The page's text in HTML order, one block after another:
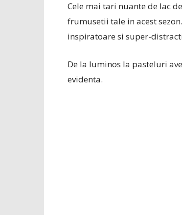
Cele mai tari nuante de lac
frumusetii tale in acest
inspiratoare si super-
De la luminos la pasteluri
evidenta.